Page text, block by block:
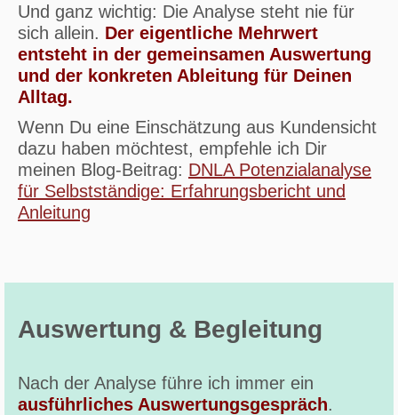
Und ganz wichtig: Die Analyse steht nie für
sich allein. Der eigentliche Mehrwert
entsteht in der gemeinsamen Auswertung
und der konkreten Ableitung für Deinen
Alltag.
Wenn Du eine Einschätzung aus Kundensicht
dazu haben möchtest, empfehle ich Dir
meinen Blog-Beitrag: DNLA Potenzialanalyse
für Selbstständige: Erfahrungsbericht und
Anleitung
Auswertung & Begleitung
Nach der Analyse führe ich immer ein
ausführliches Auswertungsgespräch.